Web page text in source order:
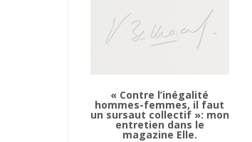
« Contre l’inégalité
hommes-femmes, il faut
un sursaut collectif »: mon
entretien dans le
magazine Elle.